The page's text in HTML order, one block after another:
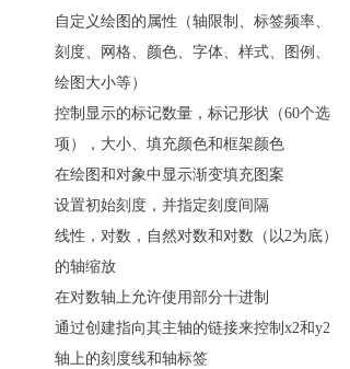
自定义绘图的属性（轴限制、标签频率、
刻度、网格、颜色、字体、样式、图例、
绘图大小等）
控制显示的标记数量，标记形状（60个选
项），大小、填充颜色和框架颜色
在绘图和对象中显示渐变填充图案
设置初始刻度，并指定刻度间隔
线性，对数，自然对数和对数（以2为底）
的轴缩放
在对数轴上允许使用部分十进制
通过创建指向其主轴的链接来控制x2和y2
轴上的刻度线和轴标签